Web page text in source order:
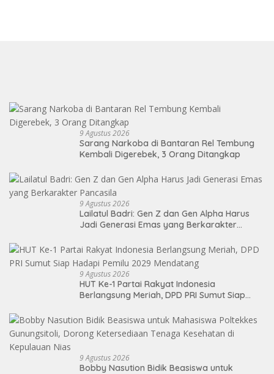
9 Agustus 2026
Sarang Narkoba di Bantaran Rel Tembung
Kembali Digerebek, 3 Orang Ditangkap
9 Agustus 2026
Lailatul Badri: Gen Z dan Gen Alpha Harus
Jadi Generasi Emas yang Berkarakter
9 Agustus 2026
HUT Ke-1 Partai Rakyat Indonesia
Berlangsung Meriah, DPD PRI Sumut Siap
9 Agustus 2026
Bobby Nasution Bidik Beasiswa untuk